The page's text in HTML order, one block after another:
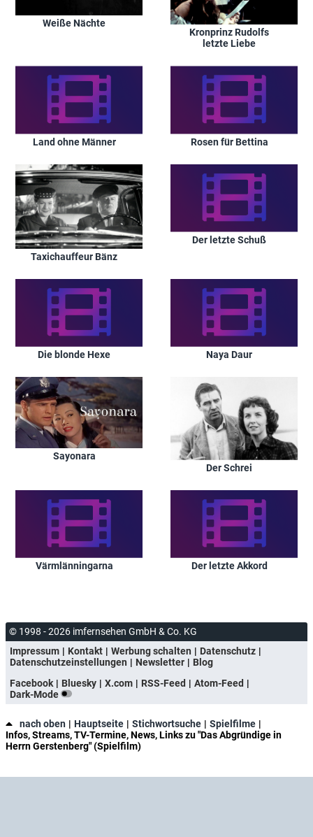
Weiße Nächte
Kronprinz Rudolfs
letzte Liebe
Land ohne Männer Rosen für Bettina
Taxichauffeur Bänz
Der letzte Schuß
Die blonde Hexe Naya Daur
Sayonara
Der Schrei
Värmlänningarna Der letzte Akkord
© 1998 - 2026 imfernsehen GmbH & Co. KG
Impressum
Kontakt Werbung schalten
Datenschutz
Datenschutzeinstellungen
Newsletter
Blog
Facebook
Bluesky X.com RSS-Feed
Atom-Feed
Dark-Mode
nach oben Hauptseite Stichwortsuche
Spielfilme
Infos, Streams, TV-Termine, News, Links zu "Das Abgründige in
Herrn Gerstenberg" (Spielfilm)